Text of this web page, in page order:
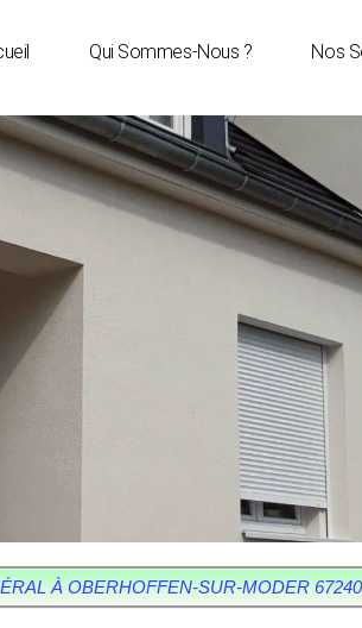
Qui Sommes-Nous ? Nos
À OBERHOFFEN-SUR-MODER 67240